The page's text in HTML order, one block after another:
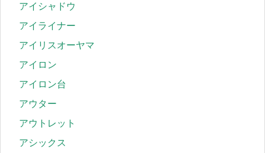
アイシャドウ
アイライナー
アイリスオーヤマ
アイロン
アイロン台
アウター
アウトレット
アシックス